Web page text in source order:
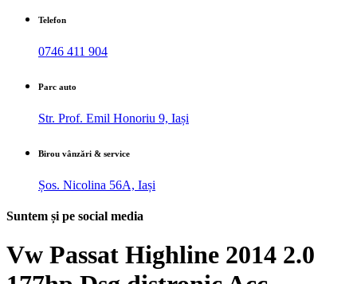
Telefon
0746 411 904
Parc auto
Str. Prof. Emil Honoriu 9, Iași
Birou vânzări & service
Șos. Nicolina 56A, Iași
Suntem și pe social media
Vw Passat Highline 2014 2.0